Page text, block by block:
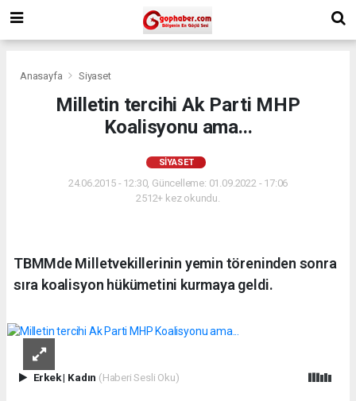
Anasayfa Siyaset
Milletin tercihi Ak Parti MHP
Koalisyonu ama...
SIYASET
24.06.2015 - 12:30, Güncelleme: 01.09.2022 - 17:06
2512+ kez okundu.
TBMMde Milletvekillerinin yemin töreninden sonra
sıra koalisyon hükümetini kurmaya geldi.
Erkek| Kadın (Haberi Sesli Oku)